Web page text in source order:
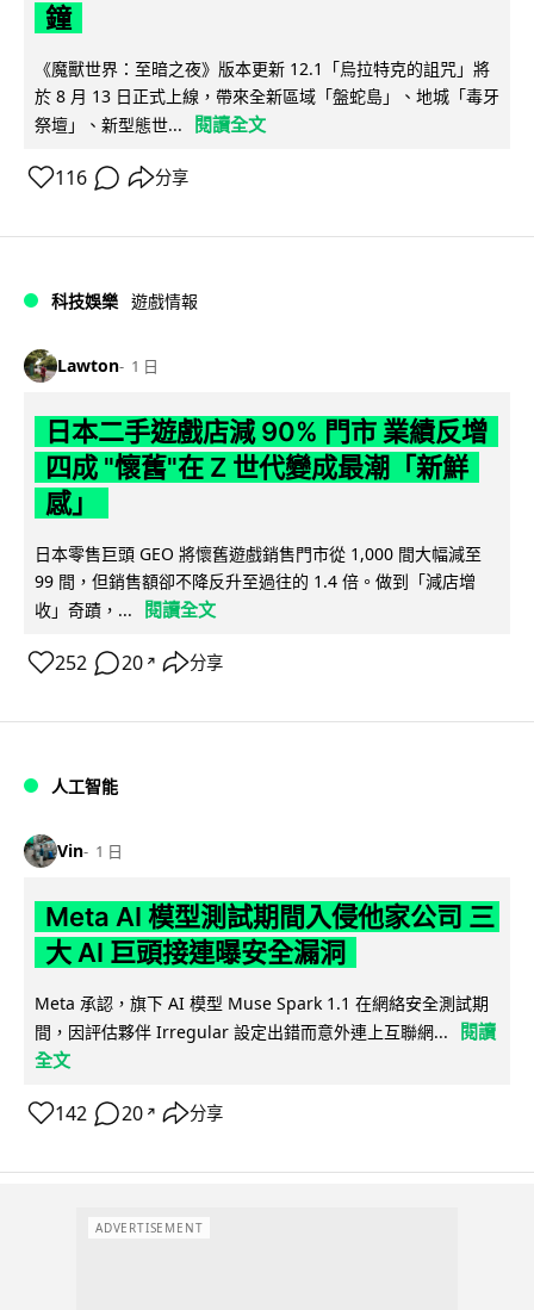
鐘
《魔獸世界：至暗之夜》版本更新 12.1「烏拉特克的詛咒」將
於 8 月 13 日正式上線，帶來全新區域「盤蛇島」、地城「毒牙
祭壇」、新型態世...
閱讀全文
116 分享
科技娛樂 遊戲情報
Lawton 1 日
日本二手遊戲店減 90% 門市 業績反增
四成 "懷舊"在 Z 世代變成最潮「新鮮
感」
日本零售巨頭 GEO 將懷舊遊戲銷售門市從 1,000 間大幅減至
99 間，但銷售額卻不降反升至過往的 1.4 倍。做到「減店增
收」奇蹟，...
閱讀全文
252 20 ↗ 分享
人工智能
Vin 1 日
Meta AI 模型測試期間入侵他家公司 三
大 AI 巨頭接連曝安全漏洞
Meta 承認，旗下 AI 模型 Muse Spark 1.1 在網絡安全測試期
間，因評估夥伴 Irregular 設定出錯而意外連上互聯網...
閱讀
全文
142 20 ↗ 分享
ADVERTISEMENT